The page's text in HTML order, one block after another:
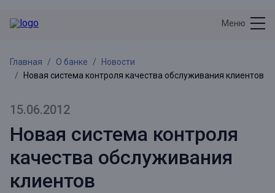
Меню
Главная О банке
Новости
Новая система контроля качества обслуживания клиентов
15.06.2012
Новая система контроля
качества обслуживания
клиентов